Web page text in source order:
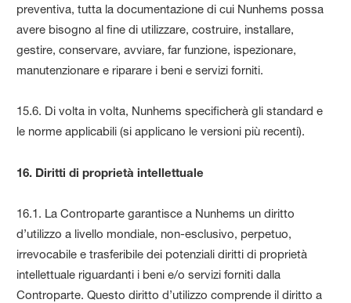
preventiva, tutta la documentazione di cui Nunhems possa
avere bisogno al fine di utilizzare, costruire, installare,
gestire, conservare, avviare, far funzione, ispezionare,
manutenzionare e riparare i beni e servizi forniti.
15.6. Di volta in volta, Nunhems specificherà gli standard e
le norme applicabili (si applicano le versioni più recenti).
16. Diritti di proprietà intellettuale
16.1. La Controparte garantisce a Nunhems un diritto
d’utilizzo a livello mondiale, non-esclusivo, perpetuo,
irrevocabile e trasferibile dei potenziali diritti di proprietà
intellettuale riguardanti i beni e/o servizi forniti dalla
Controparte. Questo diritto d’utilizzo comprende il diritto a